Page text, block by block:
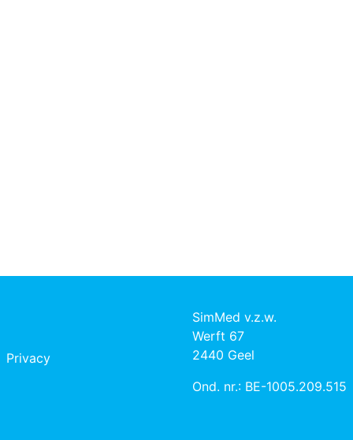
Privacy
SimMed v.z.w.
Werft 67
2440 Geel
Ond. nr.: BE-1005.209.515